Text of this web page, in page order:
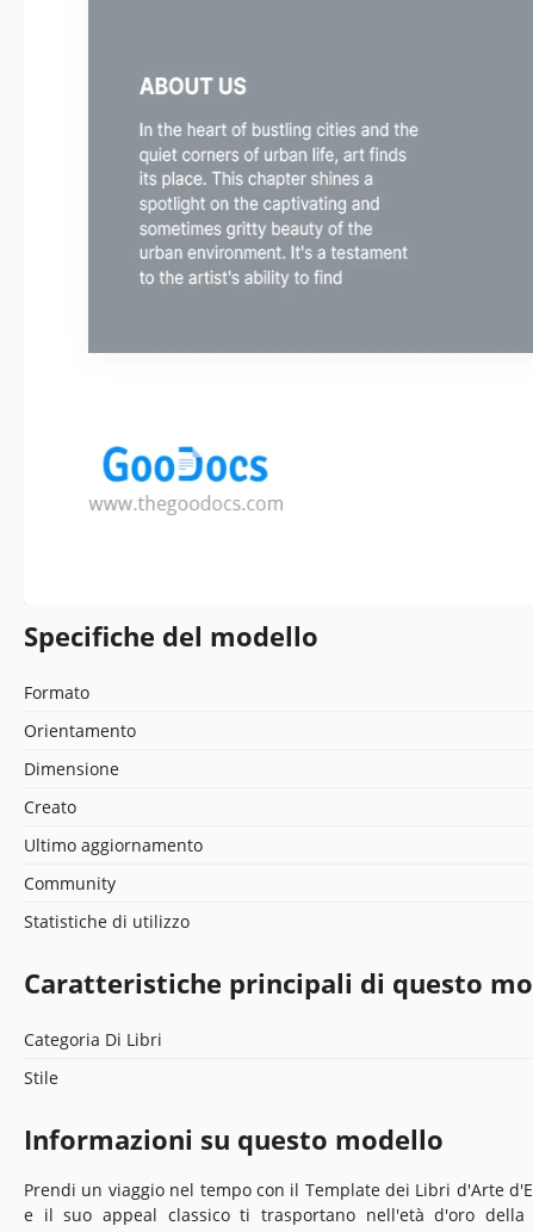
Specifiche del modello
Formato
Orientamento
Dimensione
Creato
Ultimo aggiornamento
Community
Statistiche di utilizzo
Caratteristiche principali di questo
Categoria Di Libri
Stile
Informazioni su questo modello
Prendi un viaggio nel tempo con il Template dei Libri d'Arte
e il suo appeal classico ti trasportano nell'età d'oro